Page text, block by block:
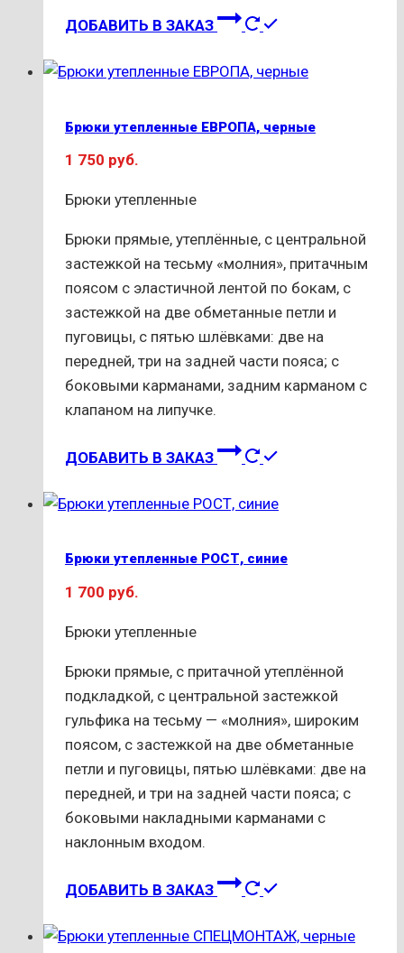
ДОБАВИТЬ В ЗАКАЗ
Этот
имеет
Опции
странице
товара.
Брюки утепленные ЕВРОПА, черные
1 750 руб.
Брюки утепленные
Брюки прямые, утеплённые, с центральной
застежкой на тесьму «молния», притачным
поясом с эластичной лентой по бокам, с
застежкой на две обметанные петли и
пуговицы, с пятью шлёвками: две на
передней, три на задней части пояса; с
боковыми карманами, задним карманом с
клапаном на липучке.
ДОБАВИТЬ В ЗАКАЗ
Этот
имеет
Опции
странице
товара.
Брюки утепленные РОСТ, синие
1 700 руб.
Брюки утепленные
Брюки прямые, с притачной утеплённой
подкладкой, с центральной застежкой
гульфика на тесьму — «молния», широким
поясом, с застежкой на две обметанные
петли и пуговицы, пятью шлёвками: две на
передней, и три на задней части пояса; с
боковыми накладными карманами с
наклонным входом.
ДОБАВИТЬ В ЗАКАЗ
Этот
имеет